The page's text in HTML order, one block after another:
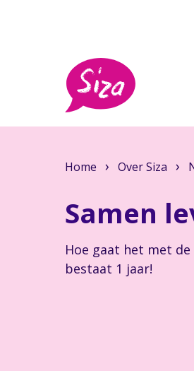
Home Over Siza
Samen
Hoe gaat het met
bestaat 1 jaar!